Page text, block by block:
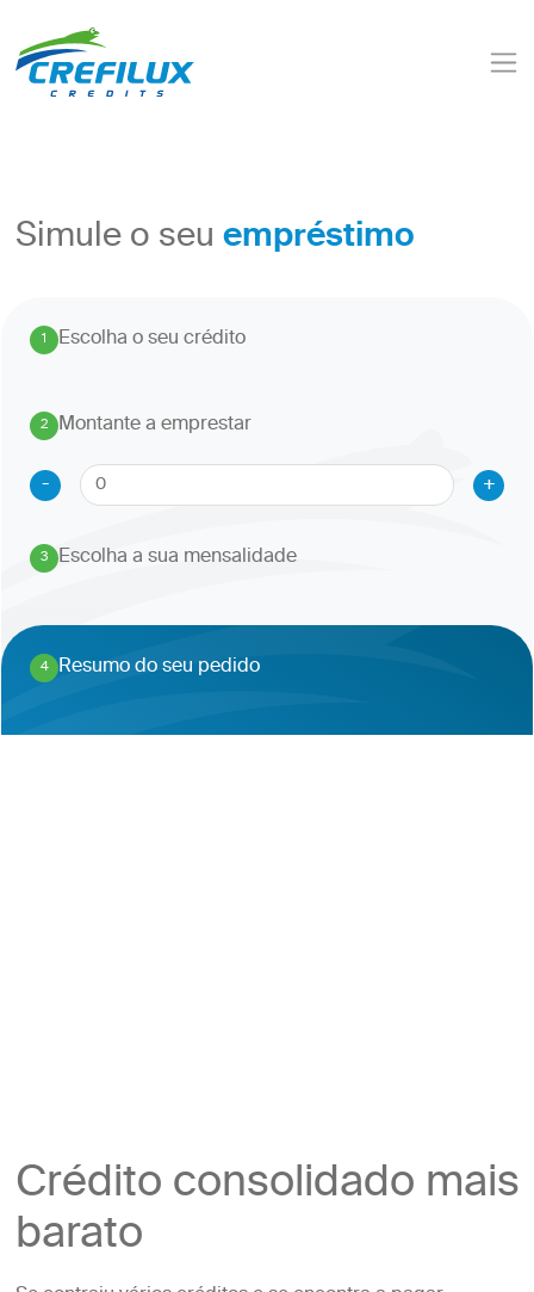
Simule o seuempréstimo
1. Escolha o seu crédito
2
.
Montante a emprestar
-
+
3
. Escolha a sua mensalidade
4
. Resumo do seu pedido
Crédito consolidado mais
barato